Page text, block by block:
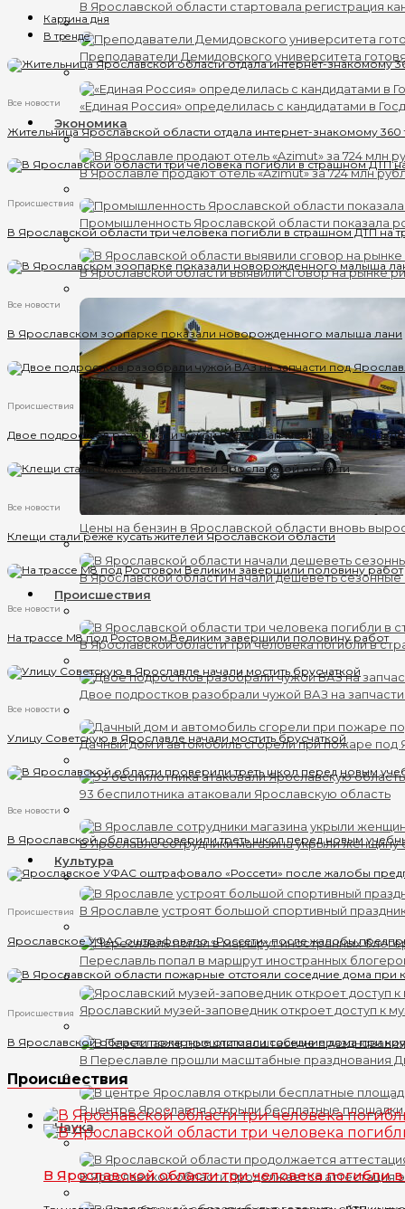
В Ярославской области стартовала регистрация
Преподаватели Демидовского университета
«Единая Россия» определилась с кандидатами в
Экономика
В Ярославле продают отель «Azimut» за 724 млн
Промышленность Ярославской области показала
В Ярославской области выявили сговор на рынке
Цены на бензин в Ярославской области вновь
В Ярославской области начали дешеветь
Происшествия
В Ярославской области три человека погибли в
Двое подростков разобрали чужой ВАЗ на
Дачный дом и автомобиль сгорели при пожаре под
93 беспилотника атаковали Ярославскую область
В Ярославле сотрудники магазина укрыли
Культура
В Ярославле устроят большой спортивный
Переславль попал в маршрут иностранных
Ярославский музей-заповедник откроет доступ к
В Переславле прошли масштабные празднования
В центре Ярославля открыли бесплатные
Наука
В Ярославской области продолжается аттестация
Картина дня
В тренде
Все новости
Жительница Ярославской области отдала интернет-знакомому 360
Происшествия
В Ярославской области три человека погибли в страшном ДТП на
Все новости
В Ярославском зоопарке показали новорожденного малыша лани
Происшествия
Двое подростков разобрали чужой ВАЗ на запчасти под
Все новости
Клещи стали реже кусать жителей Ярославской области
Все новости
На трассе М8 под Ростовом Великим завершили половину работ
Все новости
Улицу Советскую в Ярославле начали мостить брусчаткой
Все новости
В Ярославской области проверили треть школ перед новым
Происшествия
Ярославское УФАС оштрафовало «Россети» после жалобы
Происшествия
В Ярославской области пожарные отстояли соседние дома при
Происшествия
В Ярославской области три человека